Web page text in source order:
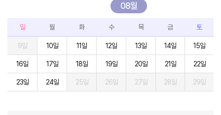
08월
일 월 화 수 목 금 토
9일 10일 11일 12일 13일 14일 15일
16일 17일 18일 19일 20일 21일 22일
23일 24일 25일 26일 27일 28일 29일